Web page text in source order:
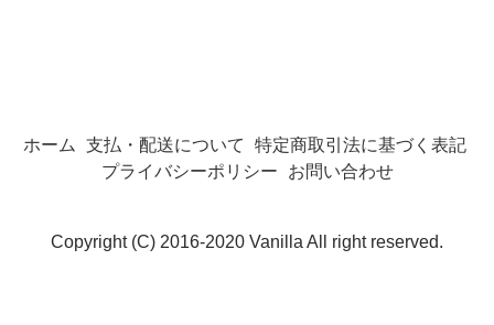
ホーム 支払・配送について
特定商取引法に基づく表記
プライバシーポリシー
お問い合わせ
Copyright (C) 2016-2020 Vanilla All right reserved.